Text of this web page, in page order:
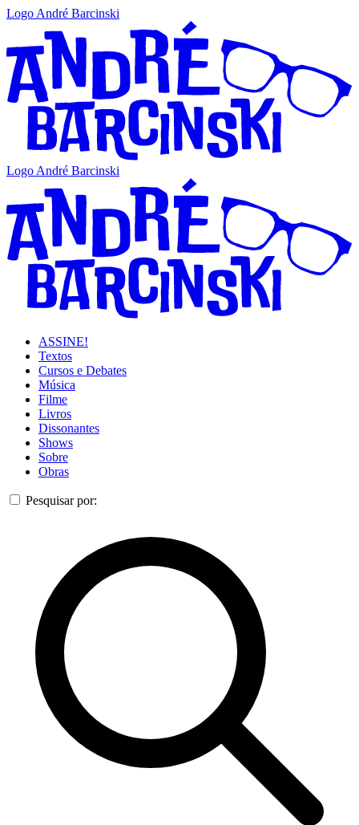
Logo André Barcinski
Logo André Barcinski
ASSINE!
Textos
Cursos e Debates
Música
Filme
Livros
Dissonantes
Shows
Sobre
Obras
Pesquisar por: